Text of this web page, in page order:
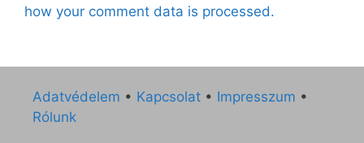
how your comment data is processed.
Adatvédelem • Kapcsolat • Impresszum •
Rólunk